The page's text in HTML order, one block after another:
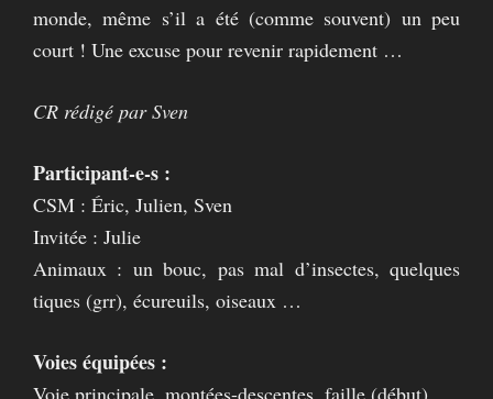
monde, même s’il a été (comme souvent) un peu
court ! Une excuse pour revenir rapidement …
CR rédigé par Sven
Participant-e-s :
CSM : Éric, Julien, Sven
Invitée : Julie
Animaux : un bouc, pas mal d’insectes, quelques
tiques (grr), écureuils, oiseaux …
Voies équipées :
Voie principale, montées-descentes, faille (début)